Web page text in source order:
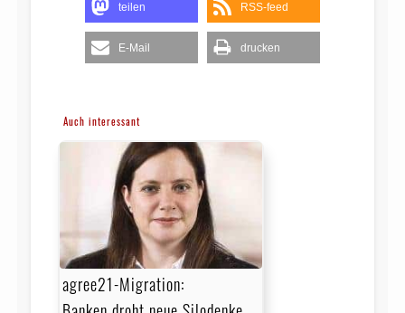
teilen RSS-feed
E-Mail drucken
Auch interessant
agree21-Migration: